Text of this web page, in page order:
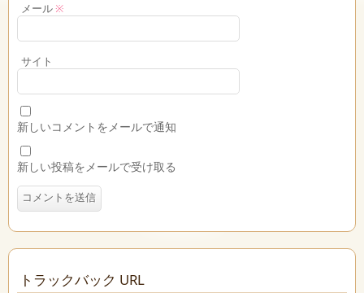
メール※
サイト
新しいコメントをメールで通知
新しい投稿をメールで受け取る
トラックバック URL